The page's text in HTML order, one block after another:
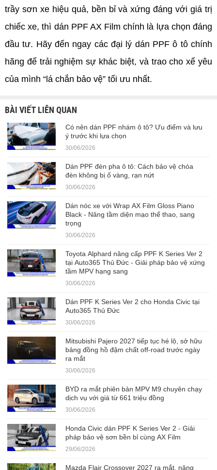
trầy sơn xe hiệu quả, bền bỉ và xứng đáng với giá trị
chiếc xe, thì dán PPF AX Film chính là lựa chọn đáng
đầu tư. Hãy đến ngay các đại lý dán PPF ô tô chính
hãng để trải nghiệm sự khác biệt, và trao cho xế yêu
của mình “lá chắn bảo vệ” tối ưu nhất.
BÀI VIẾT LIÊN QUAN
Có nên dán PPF nhám ô tô? Ưu điểm và lưu
ý trước khi lựa chọn
30/06/2026
Dán PPF đèn pha ô tô: Cách bảo vệ chóa
đèn không bị ố vàng, rạn nứt
30/06/2026
Dán nóc xe với Wrap AX Film Gloss Piano
Black - Nâng tầm diện mạo thể thao, sang
trọng
30/06/2026
Toyota Alphard nâng cấp PPF K Series Ver 2
tại Auto365 Thủ Đức - Giải pháp bảo vệ xứng
tầm MPV hạng sang
30/06/2026
Dán PPF K Series Ver 2 cho Honda Civic tại
Auto365 Thủ Đức
30/06/2026
Mitsubishi Pajero 2027 tiếp tục hé lộ, sở hữu
bảng đồng hồ đậm chất off-road trước ngày
ra mắt
30/06/2026
BYD ra mắt phiên bản MPV M9 chuyên chạy
dịch vụ với giá từ 661 triệu đồng
30/06/2026
Honda Civic dán PPF K Series Ver 2 - Giải
pháp bảo vệ sơn bền bỉ cùng AX Film
29/06/2026
Mazda Flair Crossover 2027 ra mắt, nâng